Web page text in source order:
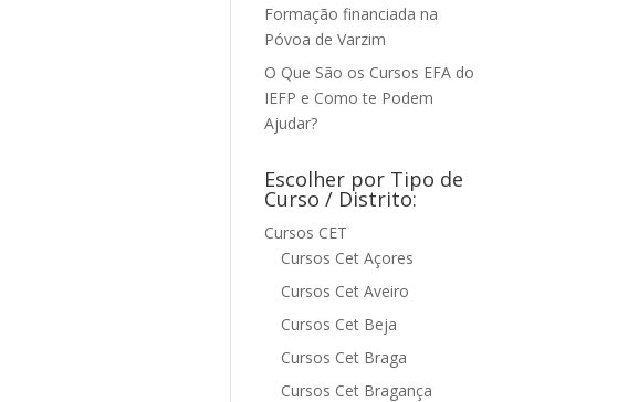
Formação financiada na
Póvoa de Varzim
O Que São os Cursos EFA do
IEFP e Como te Podem
Ajudar?
Escolher por Tipo de
Curso / Distrito:
Cursos CET
Cursos Cet Açores
Cursos Cet Aveiro
Cursos Cet Beja
Cursos Cet Braga
Cursos Cet Bragança